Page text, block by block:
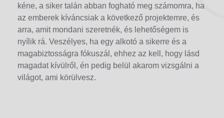
kéne, a siker talán abban fogható meg számomra, ha
az emberek kíváncsiak a következő projektemre, és
arra, amit mondani szeretnék, és lehetőségem is
nyílik rá. Veszélyes, ha egy alkotó a sikerre és a
magabiztosságra fókuszál, ehhez az kell, hogy lásd
magadat kívülről, én pedig belül akarom vizsgálni a
világot, ami körülvesz.